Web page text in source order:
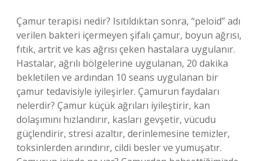
Çamur terapisi nedir? Isıtıldıktan sonra, “peloid” adı
verilen bakteri içermeyen şifalı çamur, boyun ağrısı,
fıtık, artrit ve kas ağrısı çeken hastalara uygulanır.
Hastalar, ağrılı bölgelerine uygulanan, 20 dakika
bekletilen ve ardından 10 seans uygulanan bir
çamur tedavisiyle iyileşirler. Çamurun faydaları
nelerdir? Çamur küçük ağrıları iyileştirir, kan
dolaşımını hızlandırır, kasları gevşetir, vücudu
güçlendirir, stresi azaltır, derinlemesine temizler,
toksinlerden arındırır, cildi besler ve yumuşatır.